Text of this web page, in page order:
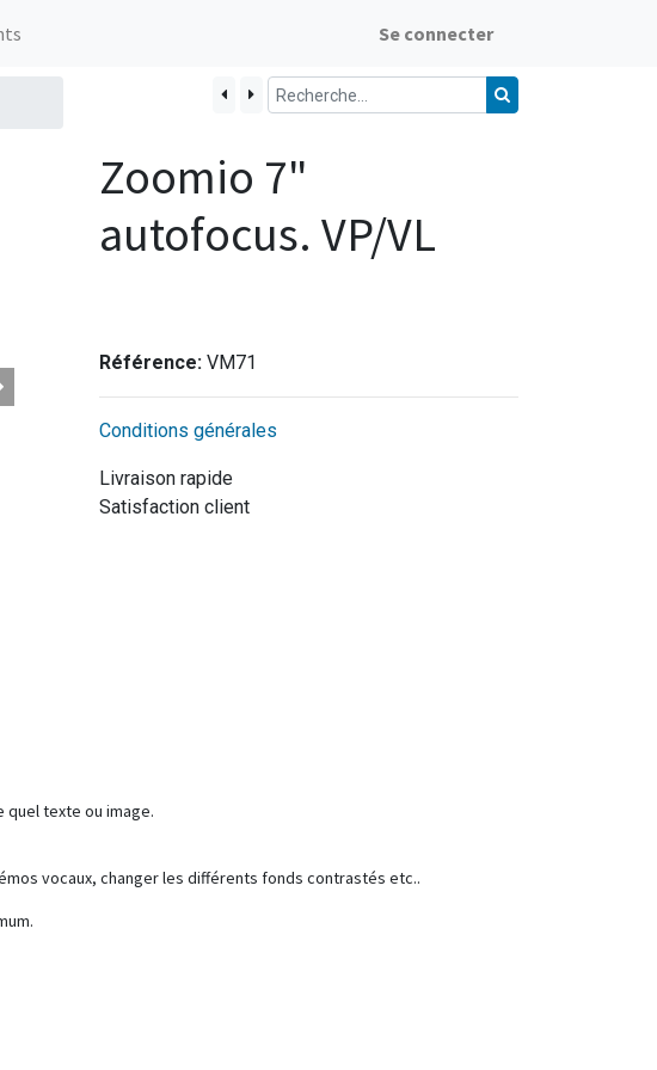
Se connecter
Zoomio 7"
autofocus. VP/VL
Référence: VM71
Conditions générales
Livraison rapide
Satisfaction client
texte ou image.
vocaux, changer les différents fonds contrastés etc..